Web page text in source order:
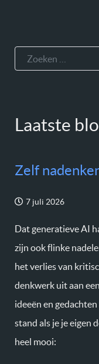
Zoeken
Laatste
Zelf
7 juli 2026
Dat generatieve AI
zijn ook flinke
het verlies van
denkwerk uit aan
ideeën en
stand als je je eigen
heel mooi: